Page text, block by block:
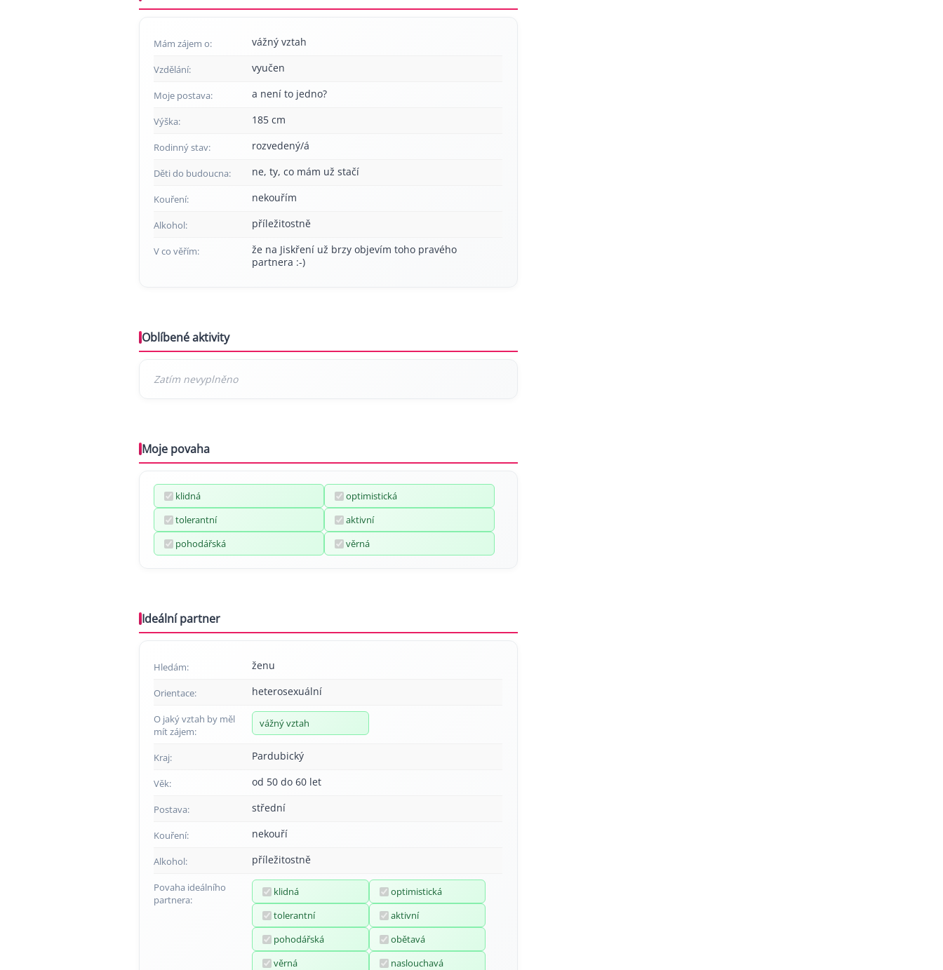
Mám zájem o: vážný vztah
Vzdělání: vyučen
Moje postava: a není to jedno?
Výška: 185 cm
Rodinný stav: rozvedený/á
Děti do budoucna: ne, ty, co mám už stačí
Kouření: nekouřím
Alkohol: příležitostně
V co věřím:
že na Jiskření už brzy objevím toho pravého
partnera :-)
Oblíbené aktivity
Moje povaha
klidná
optimistická
tolerantní
aktivní
pohodářská
věrná
Ideální partner
Hledám: ženu
Orientace: heterosexuální
O jaký vztah by měl
mít zájem:
vážný vztah
Kraj: Pardubický
Věk: od 50 do 60 let
Postava: střední
Kouření: nekouří
Alkohol: příležitostně
Povaha ideálního
partnera:
klidná
optimistická
tolerantní
aktivní
pohodářská
obětavá
věrná
naslouchavá